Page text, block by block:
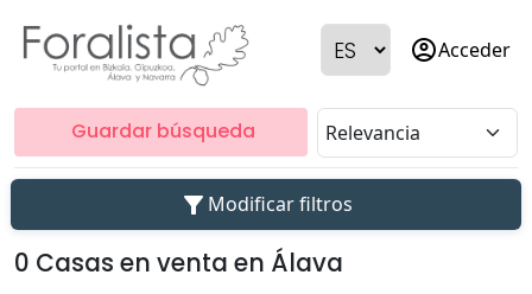
account_circleAcceder
Guardar búsqueda
filter_alt Modificar filtros
0 Casas en venta en Álava